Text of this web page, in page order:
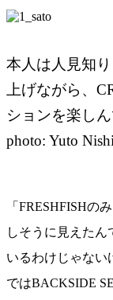
本人は人見知
上げながら、
ションを楽し
photo: Yuto
「FRESHFISHの
しそうに見えた
いるわけじゃない
ではBACKSIDE